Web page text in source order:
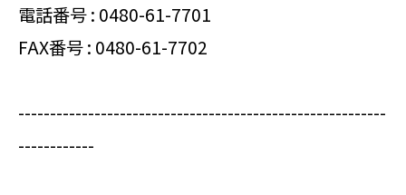
電話番号 : 0480-61-7701
FAX番号 : 0480-61-7702
----------------------------------------------------------
------------